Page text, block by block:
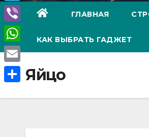
ГЛАВНАЯ
КАК ВЫБРАТЬ ГАДЖЕТ
Яйцо
K
T
e
l
e
g
V
i
b
e
W
h
a
t
E